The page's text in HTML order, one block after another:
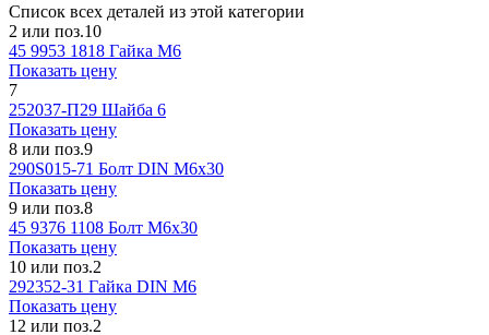
Список всех деталей из этой категории
2 или поз.10
45 9953 1818 Гайка М6
Показать цену
7
252037-П29 Шайба 6
Показать цену
8 или поз.9
290S015-71 Болт DIN М6х30
Показать цену
9 или поз.8
45 9376 1108 Болт М6х30
Показать цену
10 или поз.2
292352-31 Гайка DIN М6
Показать цену
12 или поз.2